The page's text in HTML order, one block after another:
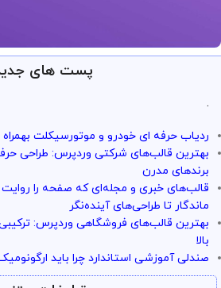
با خیال راحت میتونی از خدمات و سرویس
پست های
.
ردیاب حرفه ای خودرو و موتورسیکلت بهمراه
بهترین قالب‌های شرکتی وردپرس: طراحی
برندهای مدرن
قالب‌های خبری و مجله‌ای که صفحه را
ماندگار تا طراحی‌های آینده‌نگر
بهترین قالب‌های فروشگاهی وردپرس:
بالا
صندلی آموزشی استاندارد چرا باید